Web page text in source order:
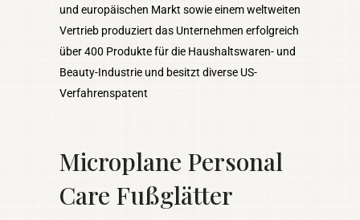
und europäischen Markt sowie einem weltweiten
Vertrieb produziert das Unternehmen erfolgreich
über 400 Produkte für die Haushaltswaren- und
Beauty-Industrie und besitzt diverse US-
Verfahrenspatent
Microplane Personal
Care Fußglätter